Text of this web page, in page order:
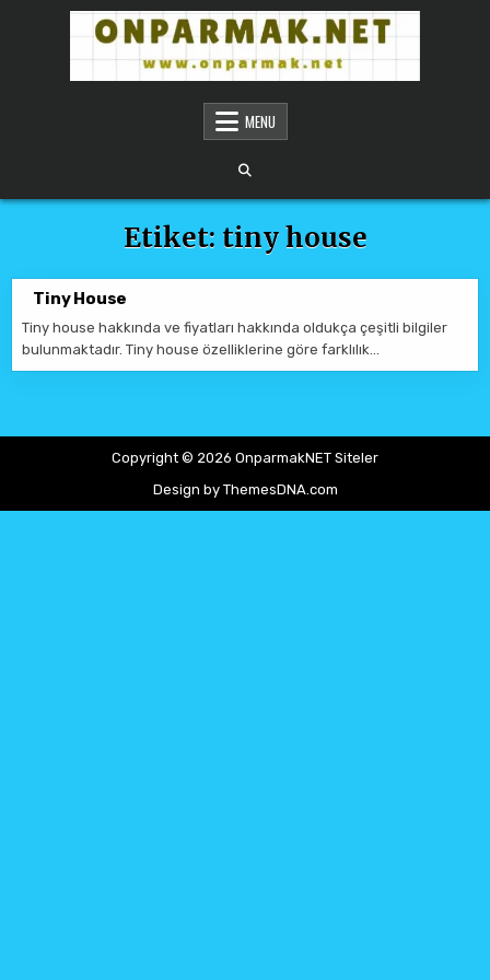
Skip to content
ONPARMAKNET SITELERMENU
Etiket: tiny house
Tiny House
Tiny house hakkında ve fiyatları hakkında oldukça çeşitli bilgiler
bulunmaktadır. Tiny house özelliklerine göre farklılık…
Copyright © 2026 OnparmakNET Siteler
Design by ThemesDNA.com